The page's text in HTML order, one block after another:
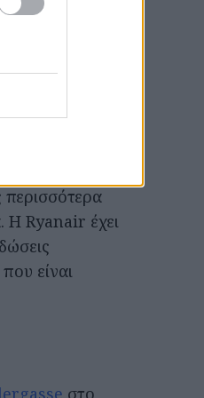
όχι τον
τα βάλαμε
Η Ryanair έχει
είναι
στο